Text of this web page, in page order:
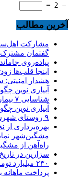
−
2
=
آخرین مطالب
مشارکت
گفتمان
پیاده‌روی
اینجا قلب‌ها
هشدار امنیتی:
آبیاری نوین
شناسایی ۷ بیمار مبتلا به سیاه‌سرفه در اردبیل
آبیاری نوین
۹ روستای شهرستان نمین دچار تنش آبی هستند
بهره‌برداری از
مشگین‌شهر
راه‌آهن از
سزارین در
۲۳۰ میلیارد تومان برای تالار شهر اردبیل تأمین شد